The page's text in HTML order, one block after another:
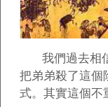
我們過去相
把弟弟殺了這個
式。其實這個不